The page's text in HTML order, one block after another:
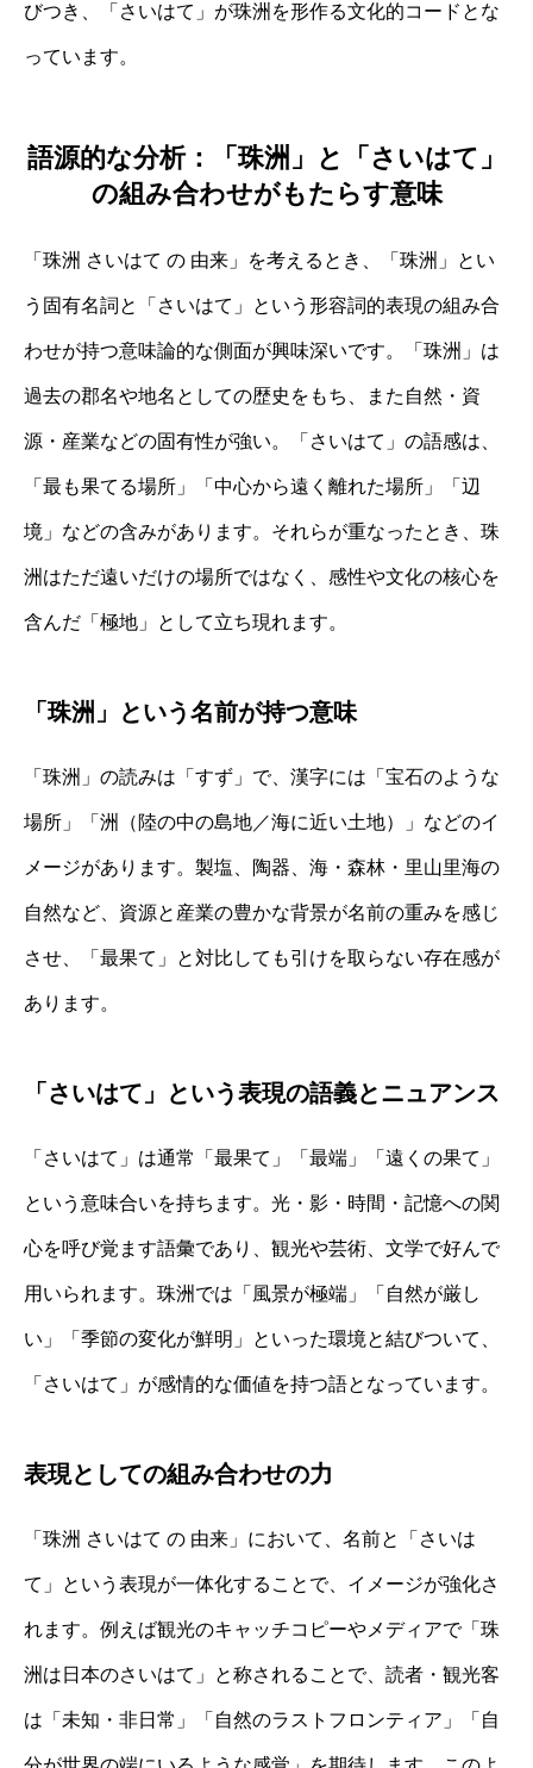
びつき、「さいはて」が珠洲を形作る文化的コードとな
っています。
語源的な分析：「珠洲」と「さいはて」
の組み合わせがもたらす意味
「珠洲 さいはて の 由来」を考えるとき、「珠洲」とい
う固有名詞と「さいはて」という形容詞的表現の組み合
わせが持つ意味論的な側面が興味深いです。「珠洲」は
過去の郡名や地名としての歴史をもち、また自然・資
源・産業などの固有性が強い。「さいはて」の語感は、
「最も果てる場所」「中心から遠く離れた場所」「辺
境」などの含みがあります。それらが重なったとき、珠
洲はただ遠いだけの場所ではなく、感性や文化の核心を
含んだ「極地」として立ち現れます。
「珠洲」という名前が持つ意味
「珠洲」の読みは「すず」で、漢字には「宝石のような
場所」「洲（陸の中の島地／海に近い土地）」などのイ
メージがあります。製塩、陶器、海・森林・里山里海の
自然など、資源と産業の豊かな背景が名前の重みを感じ
させ、「最果て」と対比しても引けを取らない存在感が
あります。
「さいはて」という表現の語義とニュアンス
「さいはて」は通常「最果て」「最端」「遠くの果て」
という意味合いを持ちます。光・影・時間・記憶への関
心を呼び覚ます語彙であり、観光や芸術、文学で好んで
用いられます。珠洲では「風景が極端」「自然が厳し
い」「季節の変化が鮮明」といった環境と結びついて、
「さいはて」が感情的な価値を持つ語となっています。
表現としての組み合わせの力
「珠洲 さいはて の 由来」において、名前と「さいは
て」という表現が一体化することで、イメージが強化さ
れます。例えば観光のキャッチコピーやメディアで「珠
洲は日本のさいはて」と称されることで、読者・観光客
は「未知・非日常」「自然のラストフロンティア」「自